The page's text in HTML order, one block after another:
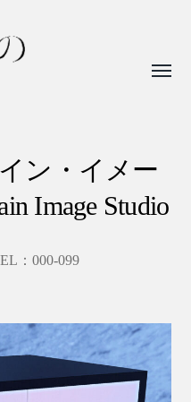
ン・イメー
Image Studio
：000-099